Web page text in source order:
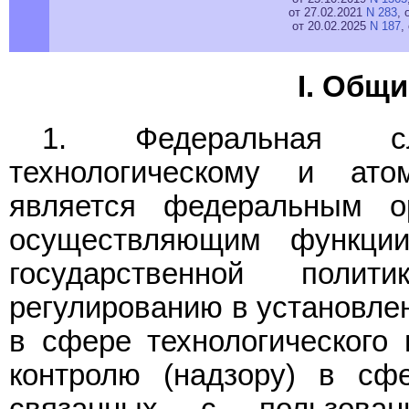
от 27.02.2021 N 283
от 20.02.2025 N 187,
I.
1. Федеральная
технологическому и
является федеральным
осуществляющим
государственной
регулированию в
в сфере
контролю (надзору) в